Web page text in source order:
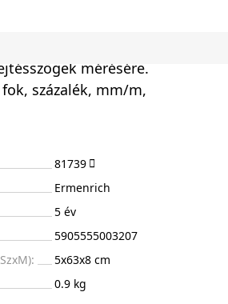
mérésére.
százalék, mm/m,
81739
Ermenrich
5 év
5905555003207
5x63x8 cm
0.9 kg